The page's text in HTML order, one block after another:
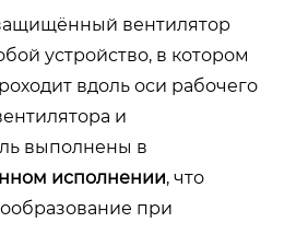
вентилятор
устройство, в котором
вдоль оси рабочего
и
выполнены в
исполнении, что
при